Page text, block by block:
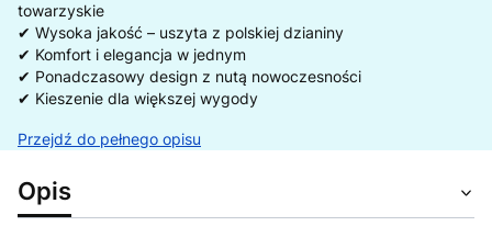
towarzyskie
✔ Wysoka jakość – uszyta z polskiej dzianiny
✔ Komfort i elegancja w jednym
✔ Ponadczasowy design z nutą nowoczesności
✔ Kieszenie dla większej wygody
Przejdź do pełnego opisu
Opis